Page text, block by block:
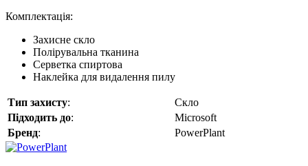
Комплектація:
Захисне скло
Полірувальна тканина
Серветка спиртова
Наклейка для видалення пилу
Тип захисту:
Скло
Підходить до:
Microsoft
Бренд: PowerPlant